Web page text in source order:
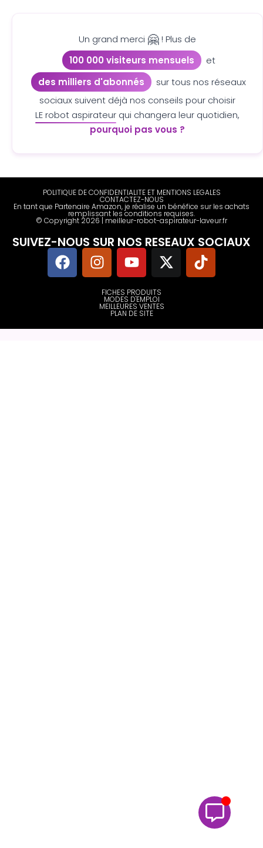
Un grand merci 🤗! Plus de
100 000 visiteurs mensuels
et
des milliers d'abonnés
sur tous nos réseaux
sociaux suivent déjà nos conseils pour choisir
LE robot aspirateur qui changera leur quotidien,
pourquoi pas vous ?
POLITIQUE DE CONFIDENTIALITE ET MENTIONS LEGALES
CONTACTEZ-NOUS
En tant que Partenaire Amazon, je réalise un bénéfice sur les achats
remplissant les conditions requises.
© Copyright 2026 | meilleur-robot-aspirateur-laveur.fr
SUIVEZ-NOUS SUR NOS RESEAUX SOCIAUX
FICHES PRODUITS
MODES D'EMPLOI
MEILLEURES VENTES
PLAN DE SITE